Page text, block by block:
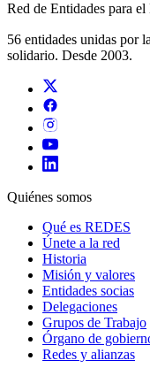
Red de Entidades para
56 entidades unidas por
solidario. Desde 2003.
Quiénes somos
Qué es REDES
Únete a la red
Historia
Misión y valores
Entidades socias
Delegaciones
Grupos de Trabajo
Órgano de
Redes y alianzas